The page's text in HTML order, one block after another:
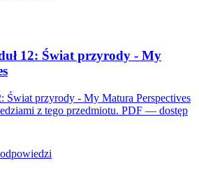
12: Świat przyrody - My
Świat przyrody - My Matura Perspectives
z tego przedmiotu. PDF — dostęp